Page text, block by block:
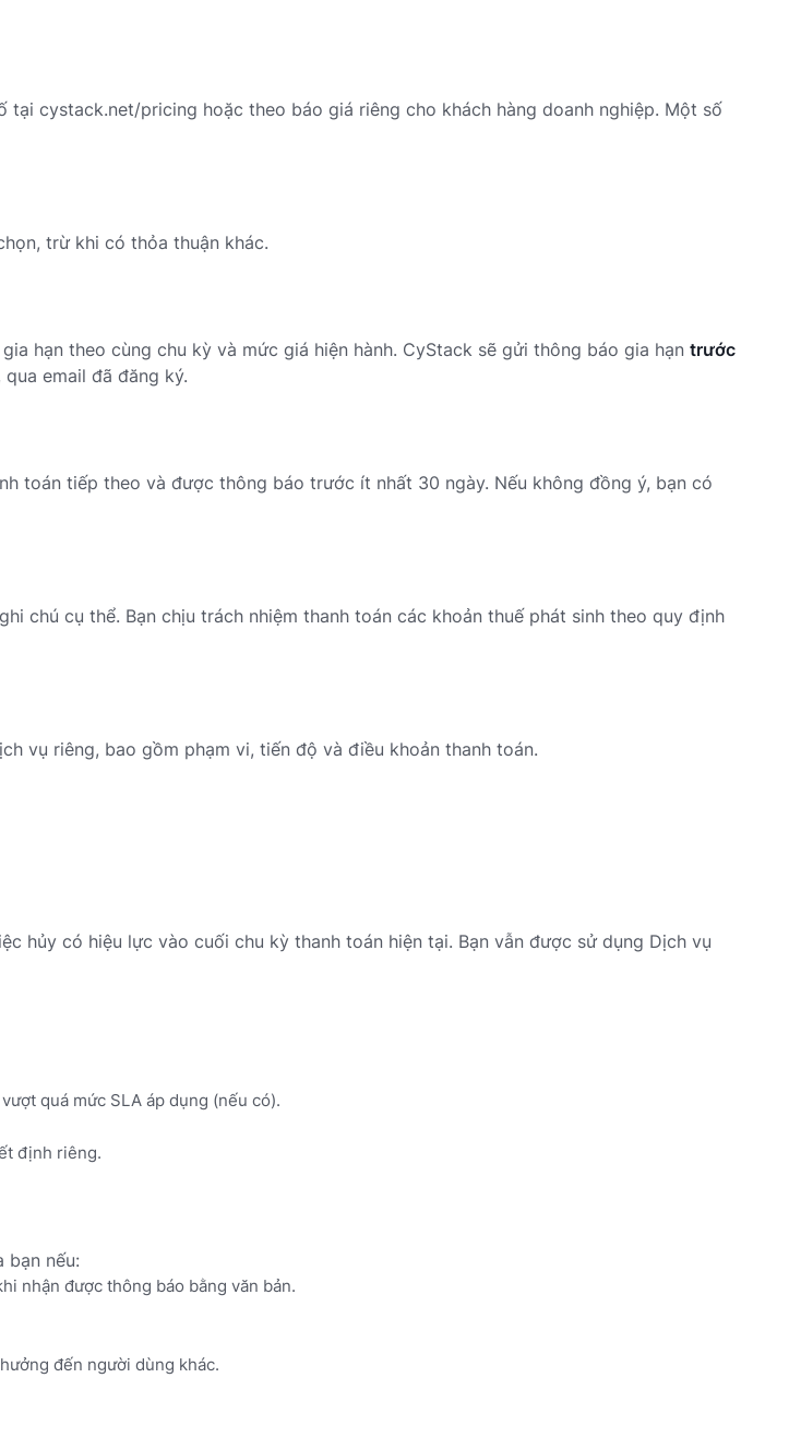
tại cystack.net/pricing hoặc theo báo giá riêng cho khách hàng doanh nghiệp. Một số
trừ khi có thỏa thuận khác.
hạn theo cùng chu kỳ và mức giá hiện hành. CyStack sẽ gửi thông báo gia hạn trước
email đã đăng ký.
toán tiếp theo và được thông báo trước ít nhất 30 ngày. Nếu không đồng ý, bạn có
chú cụ thể. Bạn chịu trách nhiệm thanh toán các khoản thuế phát sinh theo quy định
vụ riêng, bao gồm phạm vi, tiến độ và điều khoản thanh toán.
hủy có hiệu lực vào cuối chu kỳ thanh toán hiện tại. Bạn vẫn được sử dụng Dịch vụ
quá mức SLA áp dụng (nếu có).
định riêng.
bạn nếu:
nhận được thông báo bằng văn bản.
đến người dùng khác.